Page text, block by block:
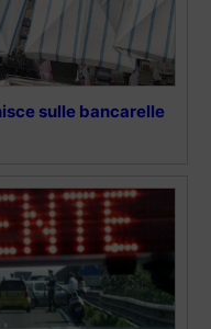
sulle bancarelle